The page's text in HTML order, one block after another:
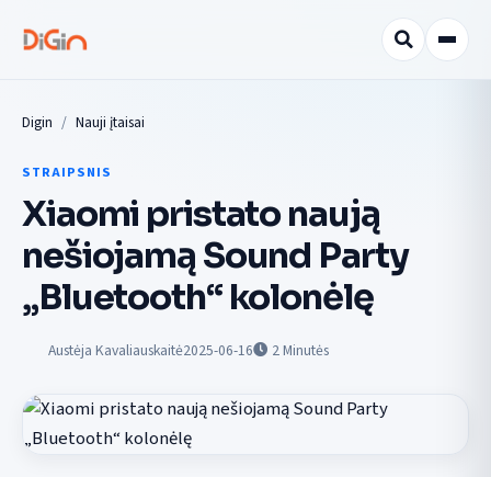
Digin Nauji įtaisai
STRAIPSNIS
Xiaomi pristato naują
nešiojamą Sound Party
„Bluetooth“ kolonėlę
Austėja Kavaliauskaitė2025-06-16 2Minutės